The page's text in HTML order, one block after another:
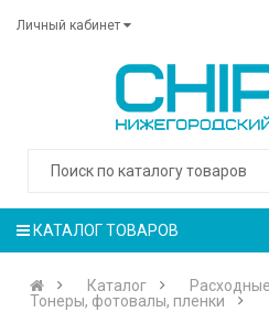
Личный кабинет
КАТАЛОГ ТОВАРОВ
Каталог
Тонеры, фотовалы, пленки